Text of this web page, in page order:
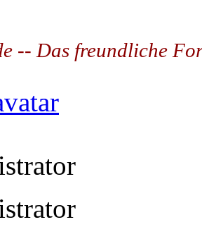
-- Das freundliche